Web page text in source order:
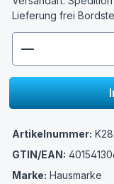
Lieferung frei
Artikelnummer:
GTIN/EAN:
Marke: Hausmarke